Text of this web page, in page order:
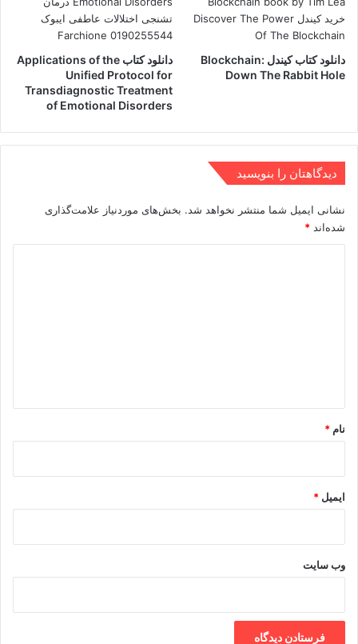
دانلود کتاب کیندل Blockchain:
Down The Rabbit Hole
دانلود کتاب Applications of the
Unified Protocol for
Transdiagnostic Treatment
of Emotional Disorders
دیدگاهتان را بنویسید
نشانی ایمیل شما منتشر نخواهد شد. بخش‌های موردنیاز علامت‌گذاری
شده‌اند *
نام *
ایمیل *
وب‌ سایت